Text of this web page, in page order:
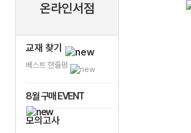
온라인서점
교재 찾기
베스트 한줄평
8월 구매 EVENT
모의고사